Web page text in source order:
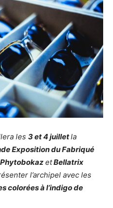
les 3 et 4 juilletla
Exposition du Fabriqué
etBellatrix
l’archipel avec les
colorées à l’indigo de